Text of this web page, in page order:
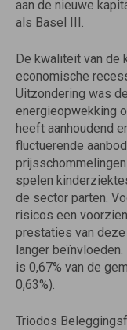
aan de nieuwe
als Basel III.
De kwaliteit van de
economische
Uitzondering was
energieopwekking
heeft aanhoudend
fluctuerende
spelen
de sector parten.
risicos een
prestaties van
langer
is 0,67% van de
0,63%).
Triodos